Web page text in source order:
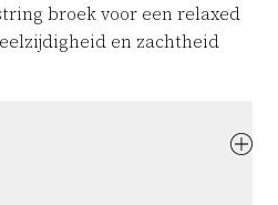
broek voor een relaxed
en zachtheid